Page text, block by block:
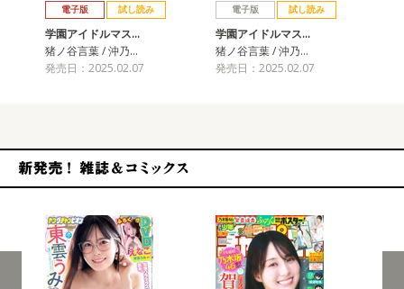
電子版 試し読み
学園アイドルマス…
猪ノ谷言葉 / 沖乃…
発売日：2025.02.07
電子版 試し読み
学園アイドルマス…
猪ノ谷言葉 / 沖乃…
発売日：2025.02.07